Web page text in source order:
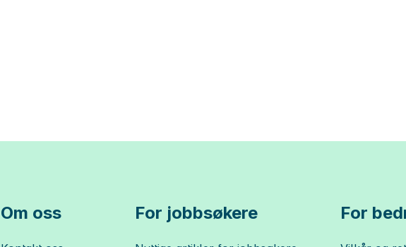
Om oss For jobbsøkere For